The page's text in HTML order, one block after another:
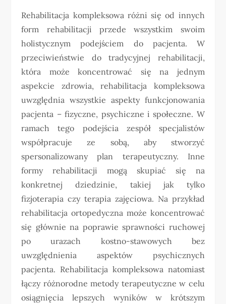
Rehabilitacja kompleksowa różni się od innych
form rehabilitacji przede wszystkim swoim
holistycznym podejściem do pacjenta. W
przeciwieństwie do tradycyjnej rehabilitacji,
która może koncentrować się na jednym
aspekcie zdrowia, rehabilitacja kompleksowa
uwzględnia wszystkie aspekty funkcjonowania
pacjenta – fizyczne, psychiczne i społeczne. W
ramach tego podejścia zespół specjalistów
współpracuje ze sobą, aby stworzyć
spersonalizowany plan terapeutyczny. Inne
formy rehabilitacji mogą skupiać się na
konkretnej dziedzinie, takiej jak tylko
fizjoterapia czy terapia zajęciowa. Na przykład
rehabilitacja ortopedyczna może koncentrować
się głównie na poprawie sprawności ruchowej
po urazach kostno-stawowych bez
uwzględnienia aspektów psychicznych
pacjenta. Rehabilitacja kompleksowa natomiast
łączy różnorodne metody terapeutyczne w celu
osiągnięcia lepszych wyników w krótszym